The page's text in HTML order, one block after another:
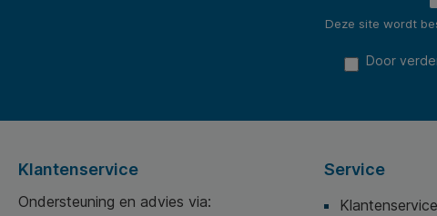
Deze site wordt
Door
Klantenservice
Ondersteuning en advies via:
Service
Klantenservice